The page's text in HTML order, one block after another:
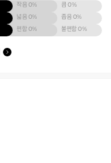
작음0% 큼0%
넓음0% 좁음0%
편함0% 불편함0%